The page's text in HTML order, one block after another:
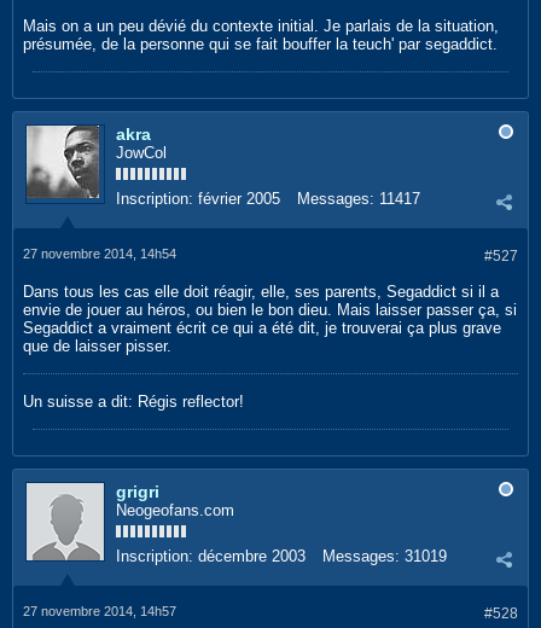
Mais on a un peu dévié du contexte initial. Je parlais de la situation,
présumée, de la personne qui se fait bouffer la teuch' par segaddict.
akra
JowCol
Inscription: février 2005 Messages: 11417
#527
27 novembre 2014, 14h54
Dans tous les cas elle doit réagir, elle, ses parents, Segaddict si il a
envie de jouer au héros, ou bien le bon dieu. Mais laisser passer ça, si
Segaddict a vraiment écrit ce qui a été dit, je trouverai ça plus grave
que de laisser pisser.
Un suisse a dit: Régis reflector!
grigri
Neogeofans.com
Inscription: décembre 2003 Messages: 31019
#528
27 novembre 2014, 14h57